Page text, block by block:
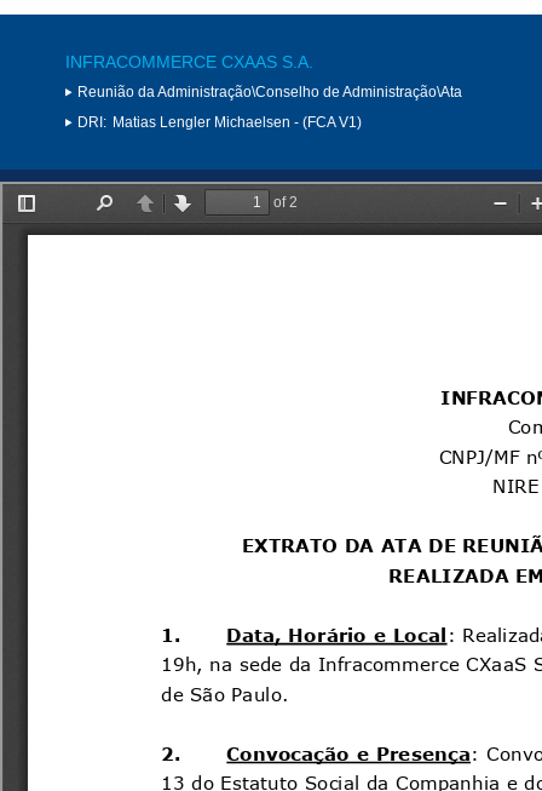
INFRACOMMERCE CXAAS S.A.
Reunião da Administração\Conselho de Administração\Ata
DRI: Matias Lengler Michaelsen - (FCA V1)